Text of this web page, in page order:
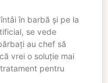
în barbă și pe la
se vede
au chef să
vrei o soluție mai
pentru